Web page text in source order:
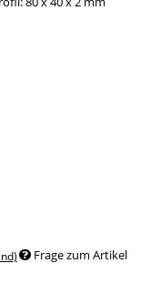
Frage zum Artikel